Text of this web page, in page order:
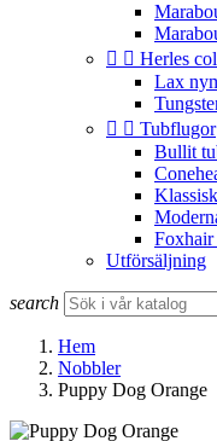
  Herles
Lax
  Tubflugor
Bullit
Foxhair
Utförsäljning
search
Hem
Nobbler
Puppy Dog Orange